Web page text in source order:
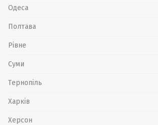
Одеса
Полтава
Рівне
Суми
Тернопіль
Харків
Херсон